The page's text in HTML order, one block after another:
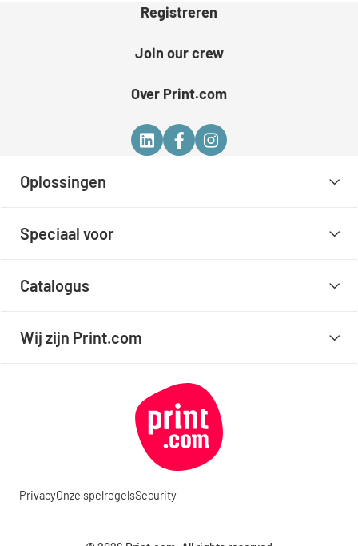
Registreren
Join our crew
Over Print.com
Oplossingen
Speciaal voor
Catalogus
Wij zijn Print.com
PrivacyOnze spelregelsSecurity